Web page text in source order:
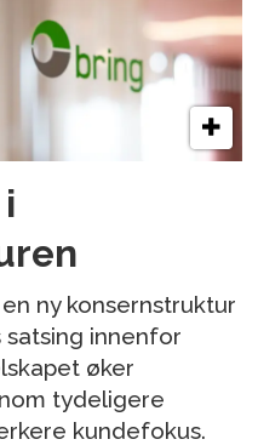
ny konsernstruktur
satsing innenfor
øker
tydeligere
kundefokus.